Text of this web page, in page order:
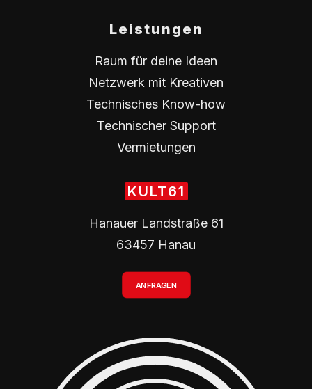
Leistungen
Raum für deine Ideen
Netzwerk mit Kreativen
Technisches Know-how
Technischer Support
Vermietungen
KULT61
Hanauer Landstraße 61
63457 Hanau
ANFRAGEN